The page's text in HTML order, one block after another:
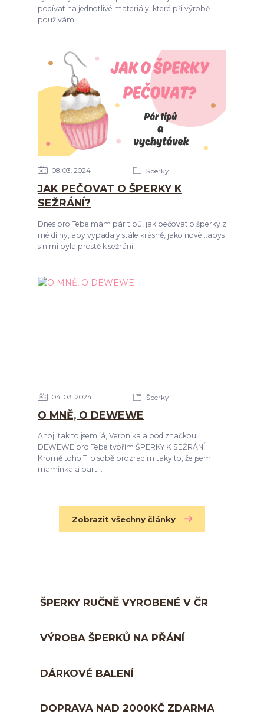
podívat na jednotlivé materiály, které při výrobě
používám.
08 03 2024 Šperky
JAK PEČOVAT O ŠPERKY K
SEŽRÁNÍ?
Dnes pro Tebe mám pár tipů, jak pečovat o šperky z
mé dílny, aby vypadaly stále krásně, jako nové...abys
s nimi byla prostě k sežrání!
04 03 2024 Šperky
O MNĚ, O DEWEWE
Ahoj, tak to jsem já, Veronika a pod značkou
DEWEWE pro Tebe tvořím ŠPERKY K SEŽRÁNÍ.
Kromě toho Ti o sobě prozradím taky to, že jsem
maminka a part...
Zobrazit všechny články
ŠPERKY RUČNĚ VYROBENÉ V ČR
VÝROBA ŠPERKŮ NA PŘÁNÍ
DÁRKOVÉ BALENÍ
DOPRAVA NAD 2000KČ ZDARMA